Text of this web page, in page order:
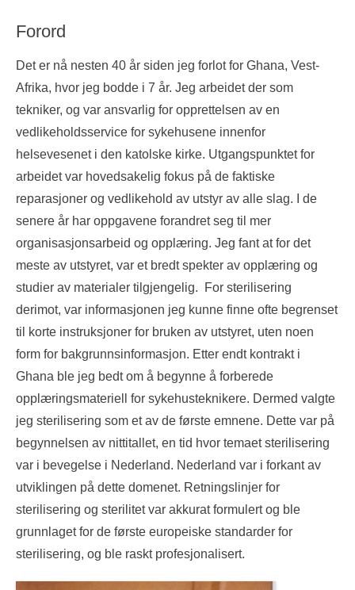
Forord
Det er nå nesten 40 år siden jeg forlot for Ghana, Vest-
Afrika, hvor jeg bodde i 7 år. Jeg arbeidet der som
tekniker, og var ansvarlig for opprettelsen av en
vedlikeholdsservice for sykehusene innenfor
helsevesenet i den katolske kirke. Utgangspunktet for
arbeidet var hovedsakelig fokus på de faktiske
reparasjoner og vedlikehold av utstyr av alle slag. I de
senere år har oppgavene forandret seg til mer
organisasjonsarbeid og opplæring. Jeg fant at for det
meste av utstyret, var et bredt spekter av opplæring og
studier av materialer tilgjengelig. For sterilisering
derimot, var informasjonen jeg kunne finne ofte begrenset
til korte instruksjoner for bruken av utstyret, uten noen
form for bakgrunnsinformasjon. Etter endt kontrakt i
Ghana ble jeg bedt om å begynne å forberede
opplæringsmateriell for sykehusteknikere. Dermed valgte
jeg sterilisering som et av de første emnene. Dette var på
begynnelsen av nittitallet, en tid hvor temaet sterilisering
var i bevegelse i Nederland. Nederland var i forkant av
utviklingen på dette domenet. Retningslinjer for
sterilisering og sterilitet var akkurat formulert og ble
grunnlaget for de første europeiske standarder for
sterilisering, og ble raskt profesjonalisert.